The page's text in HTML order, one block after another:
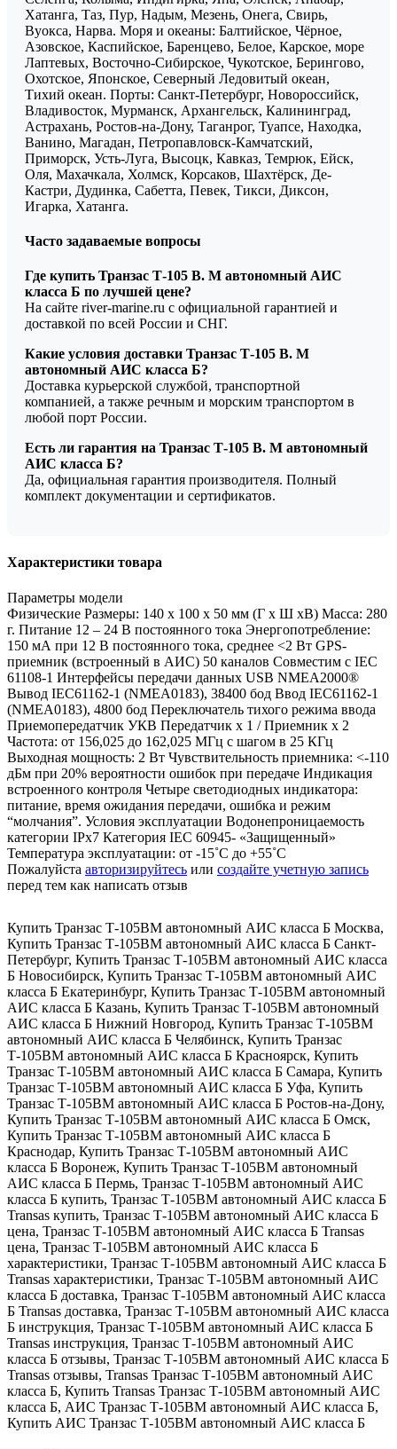
Хатанга, Таз, Пур, Надым, Мезень, Онега, Свирь,
Вуокса, Нарва. Моря и океаны: Балтийское, Чёрное,
Азовское, Каспийское, Баренцево, Белое, Карское, море
Лаптевых, Восточно-Сибирское, Чукотское, Берингово,
Охотское, Японское, Северный Ледовитый океан,
Тихий океан. Порты: Санкт-Петербург, Новороссийск,
Владивосток, Мурманск, Архангельск, Калининград,
Астрахань, Ростов-на-Дону, Таганрог, Туапсе, Находка,
Ванино, Магадан, Петропавловск-Камчатский,
Приморск, Усть-Луга, Высоцк, Кавказ, Темрюк, Ейск,
Оля, Махачкала, Холмск, Корсаков, Шахтёрск, Де-
Кастри, Дудинка, Сабетта, Певек, Тикси, Диксон,
Игарка, Хатанга.
Часто задаваемые вопросы
Где купить Транзас Т-105 В. М автономный АИС
класса Б по лучшей цене?
На сайте river-marine.ru с официальной гарантией и
доставкой по всей России и СНГ.
Какие условия доставки Транзас Т-105 В. М
автономный АИС класса Б?
Доставка курьерской службой, транспортной
компанией, а также речным и морским транспортом в
любой порт России.
Есть ли гарантия на Транзас Т-105 В. М автономный
АИС класса Б?
Да, официальная гарантия производителя. Полный
комплект документации и сертификатов.
Характеристики товара
Параметры модели
Физические Размеры: 140 x 100 x 50 мм (Г x Ш xВ) Масса: 280
г. Питание 12 – 24 В постоянного тока Энергопотребление:
150 мА при 12 В постоянного тока, среднее <2 Вт GPS-
приемник (встроенный в АИС) 50 каналов Совместим с IEC
61108-1 Интерфейсы передачи данных USB NMEA2000®
Вывод IEC61162-1 (NMEA0183), 38400 бод Ввод IEC61162-1
(NMEA0183), 4800 бод Переключатель тихого режима ввода
Приемопередатчик УКВ Передатчик x 1 / Приемник x 2
Частота: от 156,025 до 162,025 МГц с шагом в 25 КГц
Выходная мощность: 2 Вт Чувствительность приемника: <-110
дБм при 20% вероятности ошибок при передаче Индикация
встроенного контроля Четыре светодиодных индикатора:
питание, время ожидания передачи, ошибка и режим
“молчания”. Условия эксплуатации Водонепроницаемость
категории IPx7 Категория IEC 60945- «Защищенный»
Температура эксплуатации: от -15˚C до +55˚C
Пожалуйста авторизируйтесь или создайте учетную запись
перед тем как написать отзыв
Купить Транзас Т-105ВМ автономный АИС класса Б Москва,
Купить Транзас Т-105ВМ автономный АИС класса Б Санкт-
Петербург, Купить Транзас Т-105ВМ автономный АИС класса
Б Новосибирск, Купить Транзас Т-105ВМ автономный АИС
класса Б Екатеринбург, Купить Транзас Т-105ВМ автономный
АИС класса Б Казань, Купить Транзас Т-105ВМ автономный
АИС класса Б Нижний Новгород, Купить Транзас Т-105ВМ
автономный АИС класса Б Челябинск, Купить Транзас
Т-105ВМ автономный АИС класса Б Красноярск, Купить
Транзас Т-105ВМ автономный АИС класса Б Самара, Купить
Транзас Т-105ВМ автономный АИС класса Б Уфа, Купить
Транзас Т-105ВМ автономный АИС класса Б Ростов-на-Дону,
Купить Транзас Т-105ВМ автономный АИС класса Б Омск,
Купить Транзас Т-105ВМ автономный АИС класса Б
Краснодар, Купить Транзас Т-105ВМ автономный АИС
класса Б Воронеж, Купить Транзас Т-105ВМ автономный
АИС класса Б Пермь, Транзас Т-105ВМ автономный АИС
класса Б купить, Транзас Т-105ВМ автономный АИС класса Б
Transas купить, Транзас Т-105ВМ автономный АИС класса Б
цена, Транзас Т-105ВМ автономный АИС класса Б Transas
цена, Транзас Т-105ВМ автономный АИС класса Б
характеристики, Транзас Т-105ВМ автономный АИС класса Б
Transas характеристики, Транзас Т-105ВМ автономный АИС
класса Б доставка, Транзас Т-105ВМ автономный АИС класса
Б Transas доставка, Транзас Т-105ВМ автономный АИС класса
Б инструкция, Транзас Т-105ВМ автономный АИС класса Б
Transas инструкция, Транзас Т-105ВМ автономный АИС
класса Б отзывы, Транзас Т-105ВМ автономный АИС класса Б
Transas отзывы, Transas Транзас Т-105ВМ автономный АИС
класса Б, Купить Transas Транзас Т-105ВМ автономный АИС
класса Б, АИС Транзас Т-105ВМ автономный АИС класса Б,
Купить АИС Транзас Т-105ВМ автономный АИС класса Б